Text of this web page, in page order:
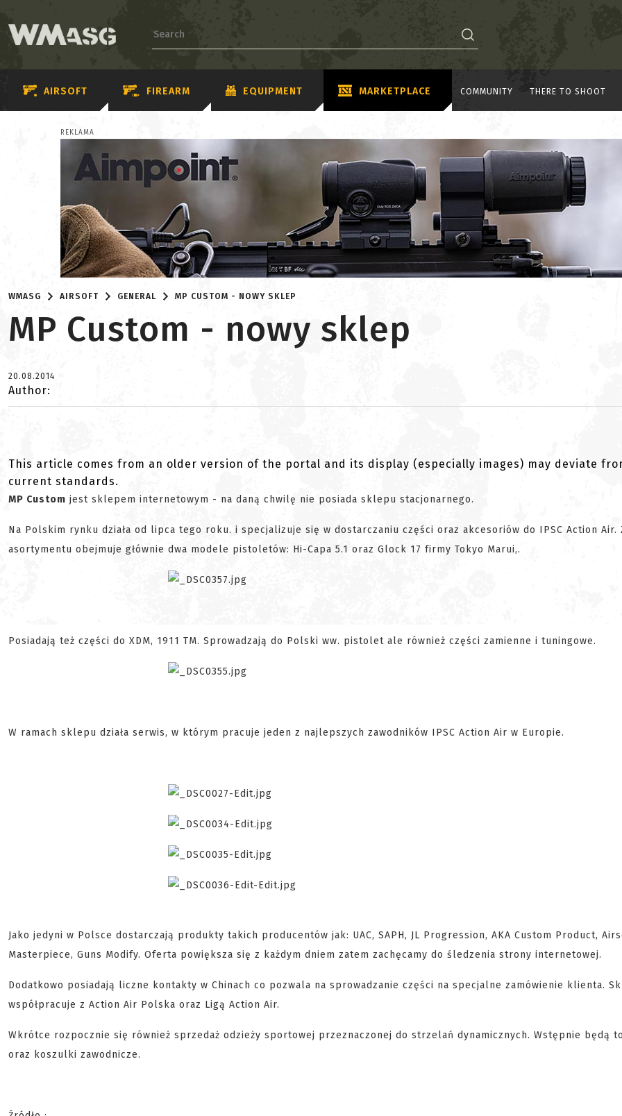
AIRSOFT FIREARM EQUIPMENT MARKETPLACE COMMUNITY THERE TO SHOOT
REKLAMA
WMASG AIRSOFT GENERAL MP CUSTOM - NOWY SKLEP
MP Custom - nowy sklep
20.08.2014
Author:
This article comes from an older version of the portal and its display (especially images) may deviate
current standards.
MP Custom jest sklepem internetowym - na daną chwilę nie posiada sklepu stacjonarnego.
Na Polskim rynku działa od lipca tego roku. i specjalizuje się w dostarczaniu części oraz akcesoriów do IPSC Action Air.
asortymentu obejmuje głównie dwa modele pistoletów: Hi-Capa 5.1 oraz Glock 17 firmy Tokyo Marui,.
Posiadają też części do XDM, 1911 TM. Sprowadzają do Polski ww. pistolet ale również części zamienne i tuningowe.
W ramach sklepu działa serwis, w którym pracuje jeden z najlepszych zawodników IPSC Action Air w Europie.
Jako jedyni w Polsce dostarczają produkty takich producentów jak: UAC, SAPH, JL Progression, AKA Custom Product,
Masterpiece, Guns Modify. Oferta powiększa się z każdym dniem zatem zachęcamy do śledzenia strony internetowej.
Dodatkowo posiadają liczne kontakty w Chinach co pozwala na sprowadzanie części na specjalne zamówienie klienta.
współpracuje z Action Air Polska oraz Ligą Action Air.
Wkrótce rozpocznie się również sprzedaż odzieży sportowej przeznaczonej do strzelań dynamicznych. Wstępnie będą
oraz koszulki zawodnicze.